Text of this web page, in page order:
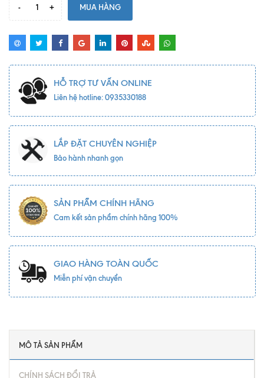
- + MUA HÀNG
HỖ TRỢ TƯ VẤN ONLINE
Liên hệ hotline: 0935330188
LẮP ĐẶT CHUYÊN NGHIỆP
Bảo hành nhanh gọn
SẢN PHẨM CHÍNH HÃNG
Cam kết sản phẩm chính hãng 100%
GIAO HÀNG TOÀN QUỐC
Miễn phí vận chuyển
MÔ TẢ SẢN PHẨM
CHÍNH SÁCH ĐỔI TRẢ